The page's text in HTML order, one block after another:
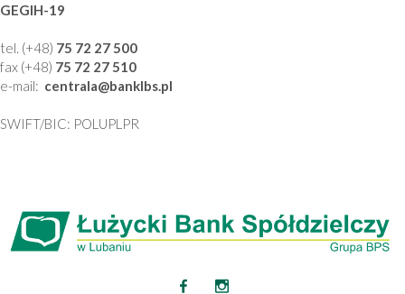
GEGIH-19
tel. (+48) 75 72 27 500
fax (+48) 75 72 27 510
e-mail: centrala@banklbs.pl
SWIFT/BIC: POLUPLPR